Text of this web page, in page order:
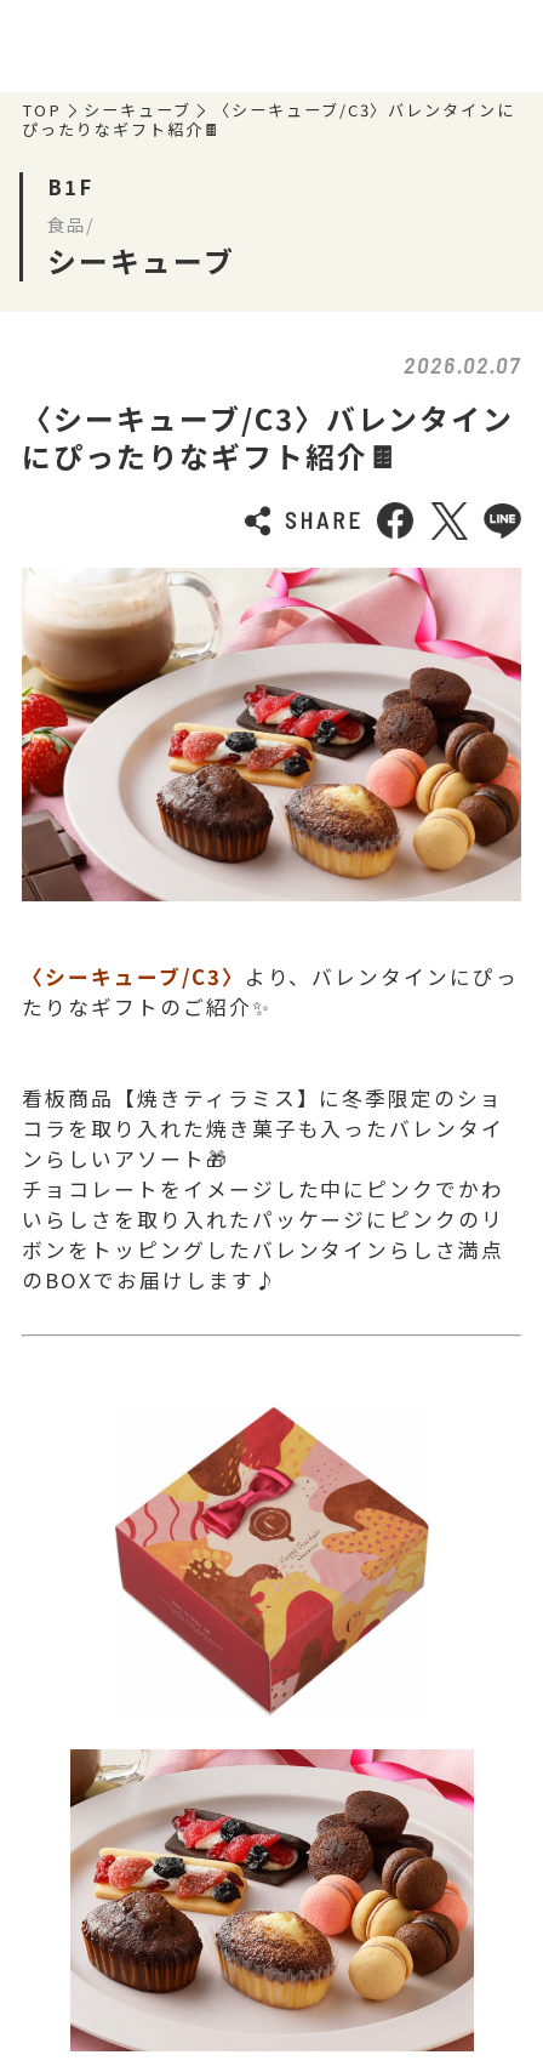
TOP シーキューブ
〈シーキューブ/C3〉バレンタインに
ぴったりなギフト紹介🍫
B1F
食品/
シーキューブ
2026.02.07
〈シーキューブ/C3〉バレンタイン
にぴったりなギフト紹介🍫
〈シーキューブ/C3〉 より、バレンタインにぴっ
たりなギフトのご紹介✨
看板商品【焼きティラミス】に冬季限定のショ
コラを取り入れた焼き菓子も入ったバレンタイ
ンらしいアソート🎁
チョコレートをイメージした中にピンクでかわ
いらしさを取り入れたパッケージにピンクのリ
ボンをトッピングしたバレンタインらしさ満点
のBOXでお届けします♪